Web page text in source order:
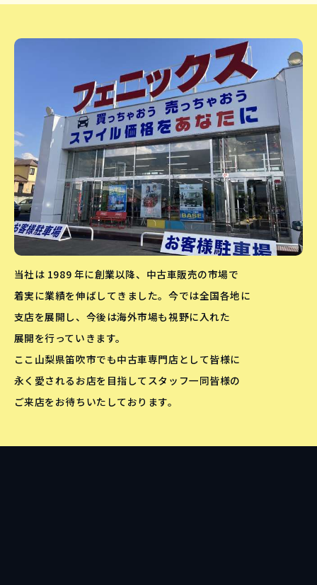
当社は 1989 年に創業以降、中古車販売の市場で
着実に業績を伸ばしてきました。今では全国各地に
支店を展開し、今後は海外市場も視野に入れた
展開を行っていきます。
ここ山梨県笛吹市でも中古車専門店として皆様に
永く愛されるお店を目指してスタッフ一同皆様の
ご来店をお待ちいたしております。